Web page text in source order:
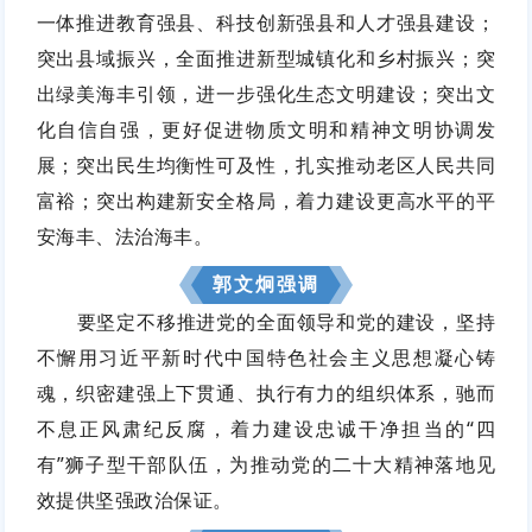
一体推进教育强县、科技创新强县和人才强县建设；
突出县域振兴，全面推进新型城镇化和乡村振兴；突
出绿美海丰引领，进一步强化生态文明建设；突出文
化自信自强，更好促进物质文明和精神文明协调发
展；突出民生均衡性可及性，扎实推动老区人民共同
富裕；突出构建新安全格局，着力建设更高水平的平
安海丰、法治海丰。
郭文炯强调
要坚定不移推进党的全面领导和党的建设，坚持
不懈用习近平新时代中国特色社会主义思想凝心铸
魂，织密建强上下贯通、执行有力的组织体系，驰而
不息正风肃纪反腐，着力建设忠诚干净担当的“四
有”狮子型干部队伍，为推动党的二十大精神落地见
效提供坚强政治保证。